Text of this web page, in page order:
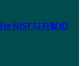
NIST 디지털 ID